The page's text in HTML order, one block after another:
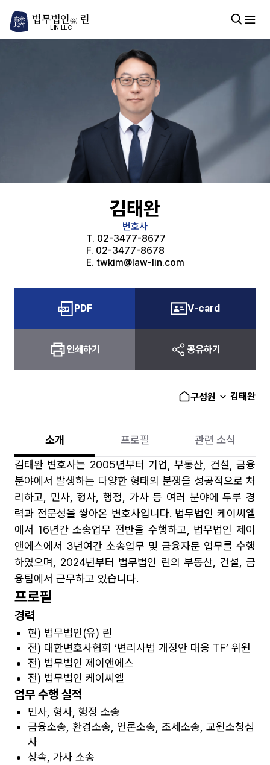
법무법인 (유) 린
LIN LLC
김태완
변호사
T. 02-3477-8677
F. 02-3477-8678
E. twkim@law-lin.com
PDF V-card
인쇄하기 공유하기
구성원 김태완
소개 프로필
관련 소식
김태완 변호사는 2005년부터 기업, 부동산, 건설, 금융
분야에서 발생하는 다양한 형태의 분쟁을 성공적으로 처
리하고, 민사, 형사, 행정, 가사 등 여러 분야에 두루 경
력과 전문성을 쌓아온 변호사입니다. 법무법인 케이씨엘
에서 16년간 소송업무 전반을 수행하고, 법무법인 제이
앤에스에서 3년여간 소송업무 및 금융자문 업무를 수행
하였으며, 2024년부터 법무법인 린의 부동산, 건설, 금
융팀에서 근무하고 있습니다.
프로필
경력
현) 법무법인(유) 린
전) 대한변호사협회 ‘변리사법 개정안 대응 TF’ 위원
전) 법무법인 제이앤에스
전) 법무법인 케이씨엘
업무 수행 실적
민사, 형사, 행정 소송
금융소송, 환경소송, 언론소송, 조세소송, 교원소청심
사
상속, 가사 소송